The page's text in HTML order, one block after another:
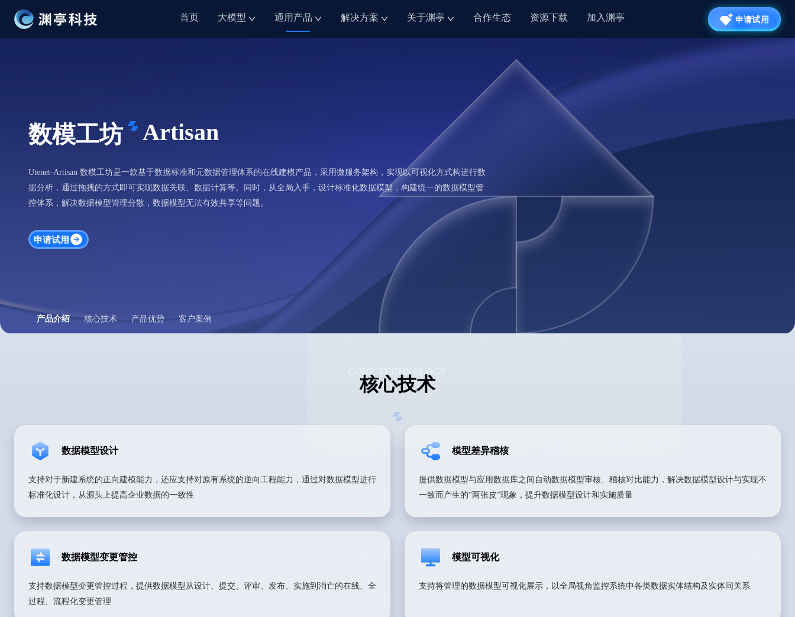
首页 大模型 通用产品 解决方案 关于渊亭 合作生态 资源下载 加入渊亭 申请试用
数模工坊 Artisan
Utenet-Artisan 数模工坊是一款基于数据标准和元数据管理体系的在线建模产品，采用微服务架构，实现以可视化方式构进行数
据分析，通过拖拽的方式即可实现数据关联、数据计算等。同时，从全局入手，设计标准化数据模型，构建统一的数据模型管
控体系，解决数据模型管理分散，数据模型无法有效共享等问题。
申请试用
产品介绍 核心技术 产品优势 客户案例
核心技术
CORE TECHNOLOGY
数据模型设计
支持对于新建系统的正向建模能力，还应支持对原有系统的逆向工程能力，通过对数据模型进行
标准化设计，从源头上提高企业数据的一致性
模型差异稽核
提供数据模型与应用数据库之间自动数据模型审核、稽核对比能力，解决数据模型设计与实现不
一致而产生的“两张皮”现象，提升数据模型设计和实施质量
数据模型变更管控
支持数据模型变更管控过程，提供数据模型从设计、提交、评审、发布、实施到消亡的在线、全
过程、流程化变更管理
模型可视化
支持将管理的数据模型可视化展示，以全局视角监控系统中各类数据实体结构及实体间关系